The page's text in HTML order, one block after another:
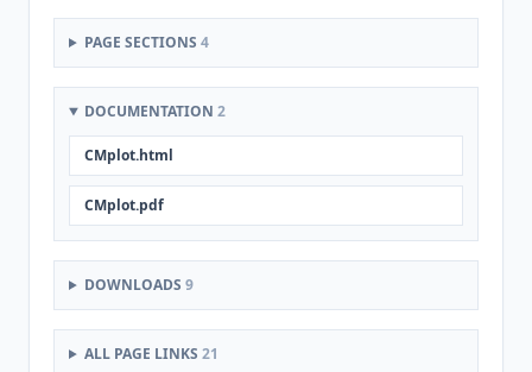
PAGE SECTIONS 4
DOCUMENTATION 2
CMplot.html
CMplot.pdf
DOWNLOADS 9
ALL PAGE LINKS 21